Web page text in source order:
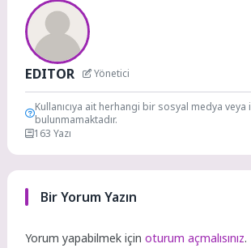
EDITOR Yönetici
Kullanıcıya ait herhangi bir sosyal medya
bulunmamaktadır.
163 Yazı
Bir Yorum Yazın
Yorum yapabilmek içinoturum açmalısınız.